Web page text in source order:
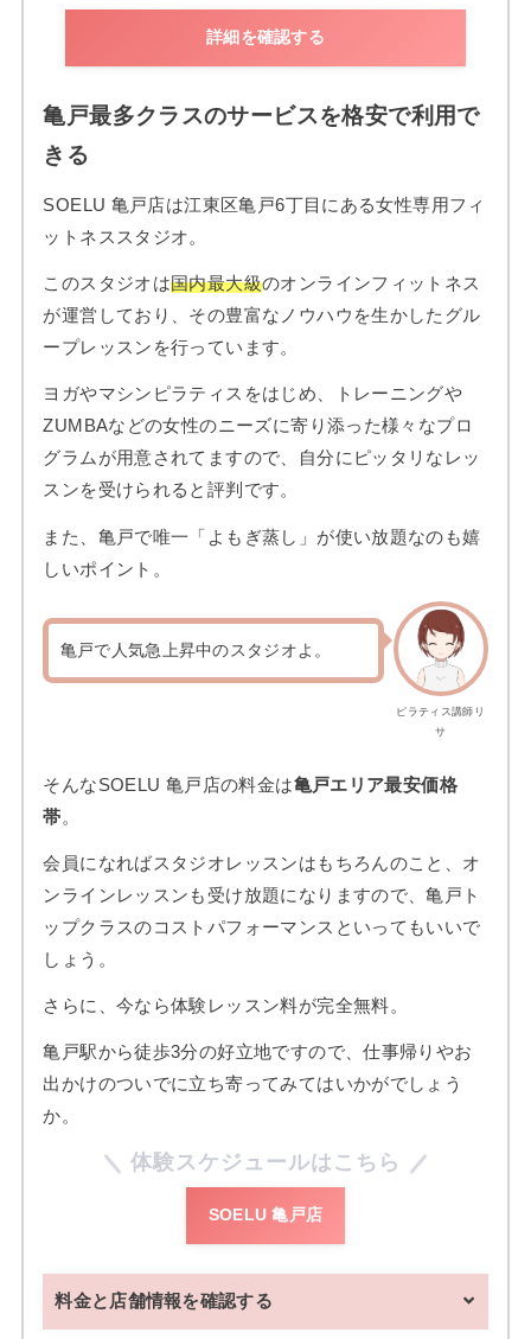
詳細を確認する
亀戸最多クラスのサービスを格安で利用で
きる
SOELU 亀戸店は江東区亀戸6丁目にある女性専用フィ
ットネススタジオ。
このスタジオは国内最大級のオンラインフィットネス
が運営しており、その豊富なノウハウを生かしたグル
ープレッスンを行っています。
ヨガやマシンピラティスをはじめ、トレーニングや
ZUMBAなどの女性のニーズに寄り添った様々なプロ
グラムが用意されてますので、自分にピッタリなレッ
スンを受けられると評判です。
また、亀戸で唯一「よもぎ蒸し」が使い放題なのも嬉
しいポイント。
ピラティス講師リ
サ
亀戸で人気急上昇中のスタジオよ。
そんなSOELU 亀戸店の料金は亀戸エリア最安価格
帯。
会員になればスタジオレッスンはもちろんのこと、オ
ンラインレッスンも受け放題になりますので、亀戸ト
ップクラスのコストパフォーマンスといってもいいで
しょう。
さらに、今なら体験レッスン料が完全無料。
亀戸駅から徒歩3分の好立地ですので、仕事帰りやお
出かけのついでに立ち寄ってみてはいかがでしょう
か。
体験スケジュールはこちら
SOELU 亀戸店
料金と店舗情報を確認する